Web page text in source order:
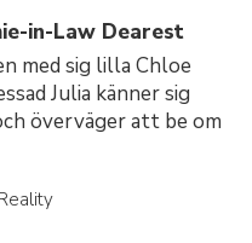
in-Law Dearest
med sig lilla Chloe
Julia känner sig
överväger att be om